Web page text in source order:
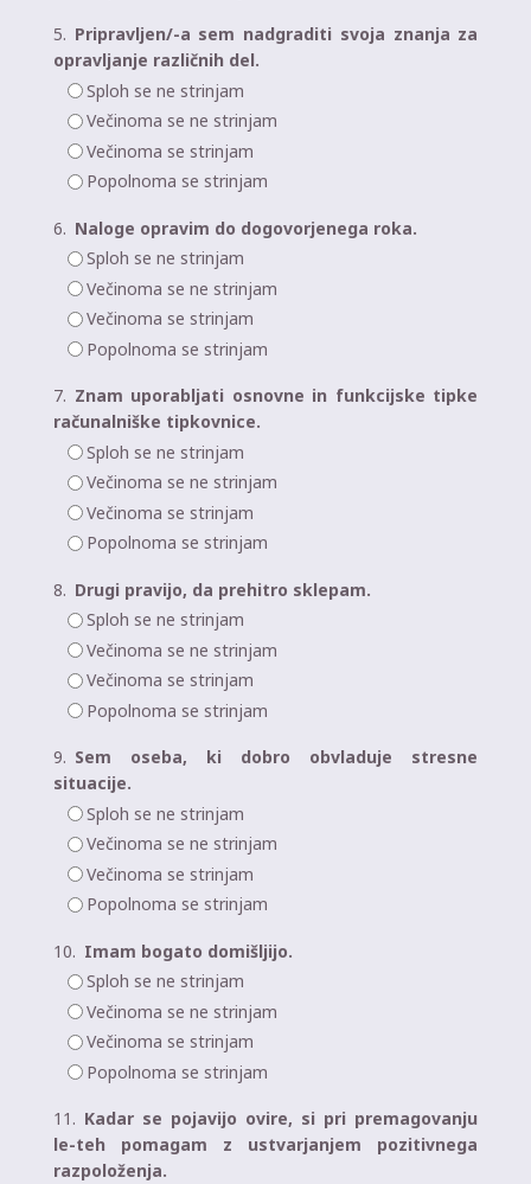
5. Pripravljen/-a sem nadgraditi svoja znanja za
opravljanje različnih del.
Sploh se ne strinjam
Večinoma se ne strinjam
Večinoma se strinjam
Popolnoma se strinjam
6. Naloge opravim do dogovorjenega roka.
Sploh se ne strinjam
Večinoma se ne strinjam
Večinoma se strinjam
Popolnoma se strinjam
7. Znam uporabljati osnovne in funkcijske tipke
računalniške tipkovnice.
Sploh se ne strinjam
Večinoma se ne strinjam
Večinoma se strinjam
Popolnoma se strinjam
8. Drugi pravijo, da prehitro sklepam.
Sploh se ne strinjam
Večinoma se ne strinjam
Večinoma se strinjam
Popolnoma se strinjam
9. Sem oseba, ki dobro obvladuje stresne
situacije.
Sploh se ne strinjam
Večinoma se ne strinjam
Večinoma se strinjam
Popolnoma se strinjam
10. Imam bogato domišljijo.
Sploh se ne strinjam
Večinoma se ne strinjam
Večinoma se strinjam
Popolnoma se strinjam
11. Kadar se pojavijo ovire, si pri premagovanju
le-teh pomagam z ustvarjanjem pozitivnega
razpoloženja.